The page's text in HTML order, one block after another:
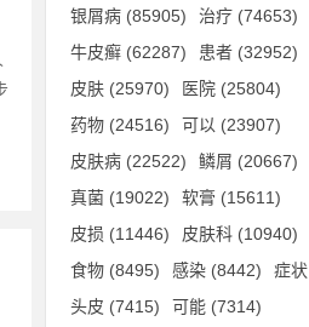
银屑病 (85905) 治疗 (74653)
牛皮癣 (62287) 患者 (32952)
皮肤 (25970) 医院 (25804)
药物 (24516) 可以 (23907)
皮肤病 (22522) 鳞屑 (20667)
真菌 (19022) 软膏 (15611)
皮损 (11446) 皮肤科 (10940)
食物 (8495) 感染 (8442) 症状
头皮 (7415) 可能 (7314)